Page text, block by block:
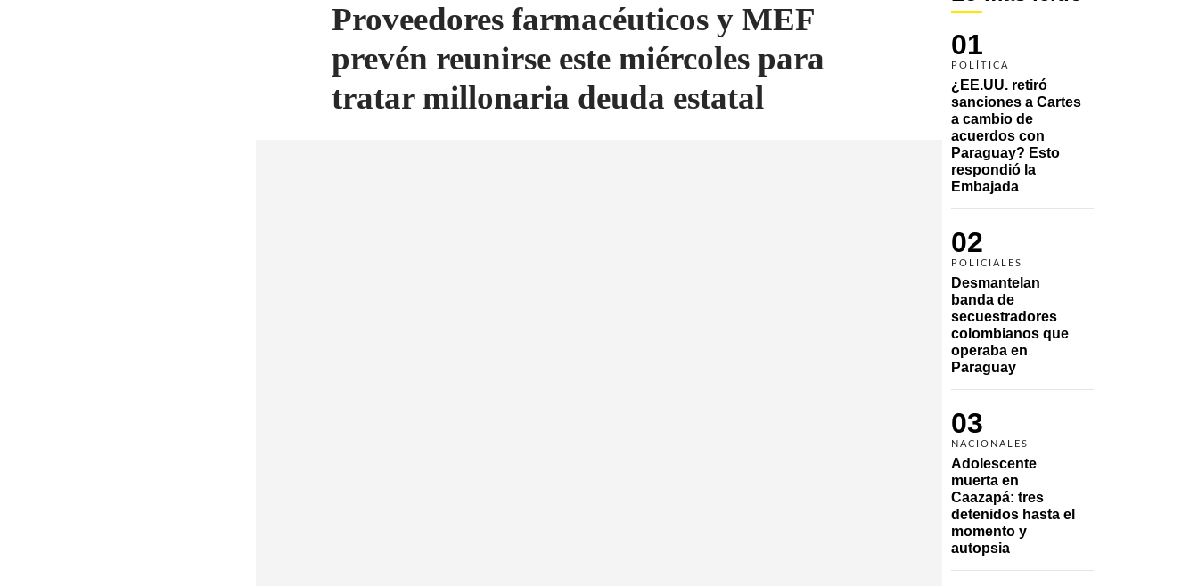
01
POLÍTICA
¿EE.UU. retiró
sanciones a Cartes
a cambio de
acuerdos con
Paraguay? Esto
respondió la
Embajada
02
POLICIALES
Desmantelan
banda de
secuestradores
colombianos que
operaba en
Paraguay
03
NACIONALES
Adolescente
muerta en
Caazapá: tres
detenidos hasta el
momento y
autopsia
Proveedores farmacéuticos y MEF
prevén reunirse este miércoles para
tratar millonaria deuda estatal